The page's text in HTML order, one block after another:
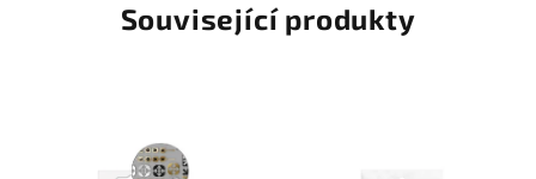
Související produkty